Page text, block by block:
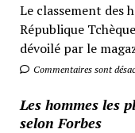
Le classement des
République
dévoilé par le
Commentaires sont
Les hommes les
selon Forbes